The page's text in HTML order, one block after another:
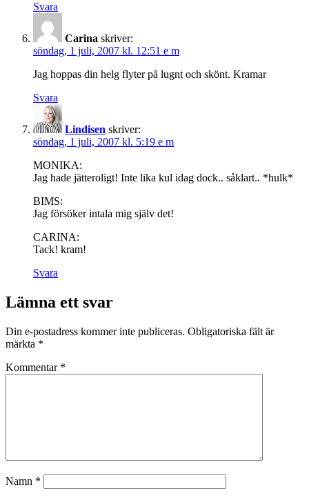
Svara
Carina skriver:
söndag, 1 juli, 2007 kl. 12:51 e m
Jag hoppas din helg flyter på lugnt och skönt. Kramar
Svara
Lindisen skriver:
söndag, 1 juli, 2007 kl. 5:19 e m
MONIKA:
Jag hade jätteroligt! Inte lika kul idag dock.. såklart.. *hulk*
BIMS:
Jag försöker intala mig själv det!
CARINA:
Tack! kram!
Svara
Lämna ett svar
Din e-postadress kommer inte publiceras. Obligatoriska fält är
märkta *
Kommentar *
Namn *